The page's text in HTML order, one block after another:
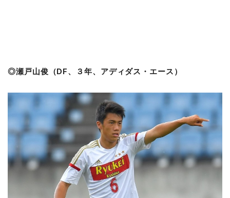
◎瀬戸山俊（DF、３年、アディダス・エース）